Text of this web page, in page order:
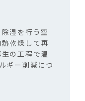
湿を行う空
乾燥して再
の工程で温
ギー削減につ